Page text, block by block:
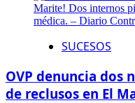
SUCESOS
OVP denuncia dos
de reclusos en El